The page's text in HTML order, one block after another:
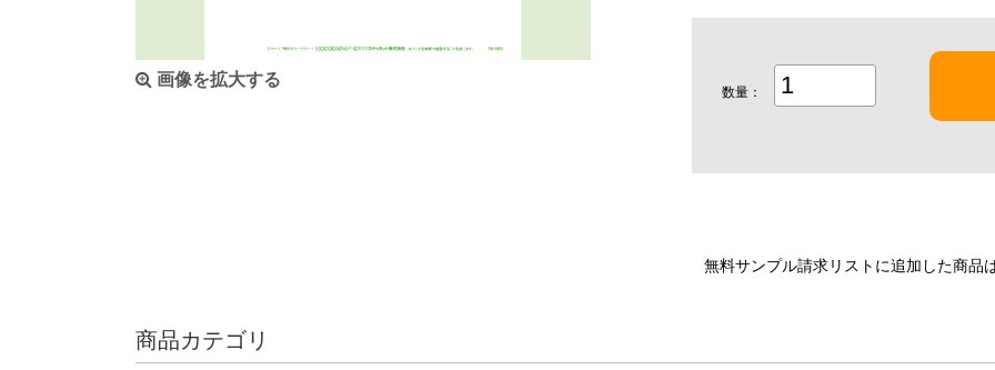
画像を拡大する
数量：
無料サンプル請求リストに追加した商品
商品カテゴリ